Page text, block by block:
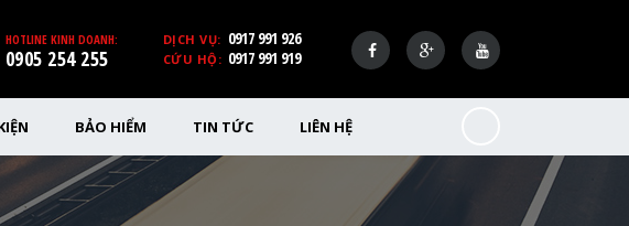
DỊCH VỤ: 0917 991 926
CỨU HỘ: 0917 991 919
HOTLINE KINH DOANH:
0905 254 255
BẢO HIỂM TIN TỨC LIÊN HỆ